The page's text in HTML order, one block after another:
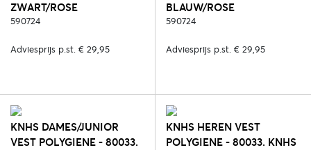
ZWART/ROSE
590724
Adviesprijs p.st. € 29,95
BLAUW/ROSE
590724
Adviesprijs p.st. € 29,95
KNHS DAMES/JUNIOR
VEST POLYGIENE - 80033.
KNHS HEREN VEST
POLYGIENE - 80033. KNHS